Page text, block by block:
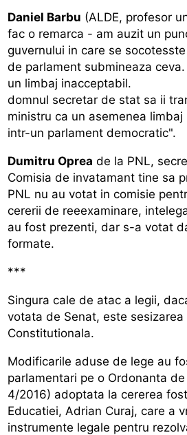
Daniel Barbu (ALDE, profesor
fac o remarca - am auzit un
guvernului in care se
de parlament submineaza
un limbaj inacceptabil.
domnul secretar de stat sa ii
ministru ca un asemenea
intr-un parlament democratic".
Dumitru Oprea de la PNL,
Comisia de invatamant tine sa
PNL nu au votat in comisie
cererii de reeexaminare,
au fost prezenti, dar s-a votat
formate.
***
Singura cale de atac a legii,
votata de Senat, este sesizarea
Constitutionala.
Modificarile aduse de lege au
parlamentari pe o Ordonanta
4/2016) adoptata la cererea
Educatiei, Adrian Curaj, care a
instrumente legale pentru